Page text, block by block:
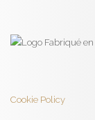
Cookie Policy